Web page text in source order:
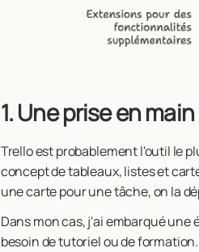
1. Une prise en
Trello est probablement l'outil le
concept de tableaux, listes et
une carte pour une tâche, on la
Dans mon cas, j'ai embarqué une
besoin de tutoriel ou de